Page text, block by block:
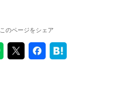
このページをシェア